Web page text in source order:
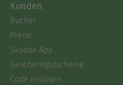
Kunden
Bücher
Preise
Skoobe App
Geschenkgutscheine
Code einlösen